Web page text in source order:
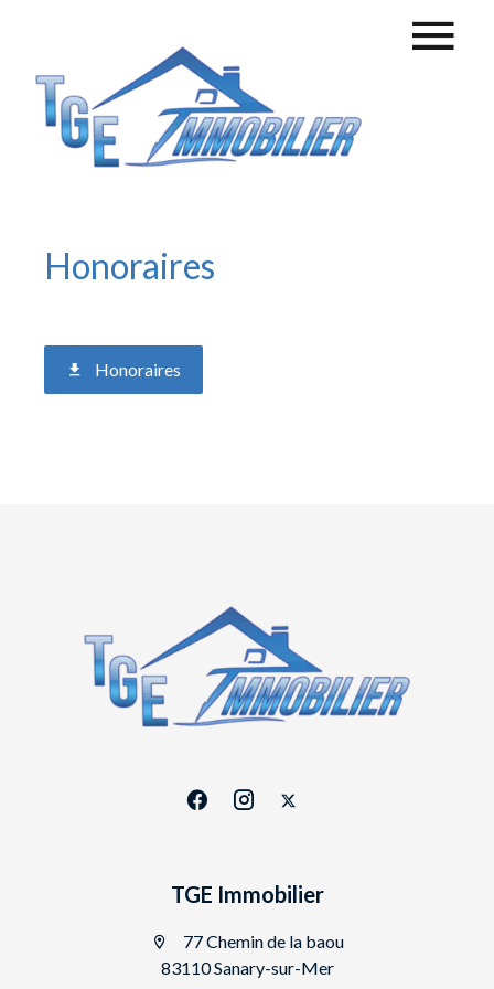
Honoraires
Honoraires
TGE Immobilier
77 Chemin de la baou
83110 Sanary-sur-Mer